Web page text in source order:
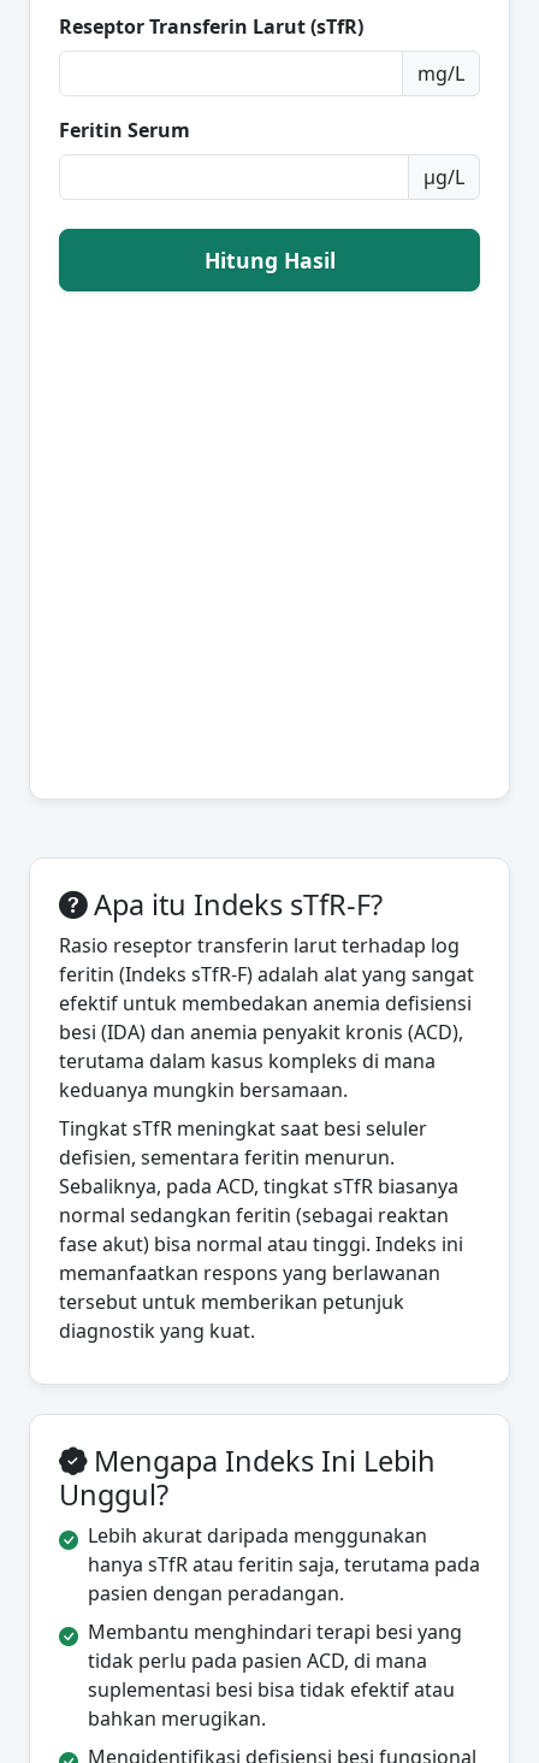
Reseptor Transferin Larut (sTfR)
mg/L
Feritin Serum
µg/L
Hitung Hasil
Apa itu Indeks sTfR‑F?
Rasio reseptor transferin larut terhadap log
feritin (Indeks sTfR‑F) adalah alat yang sangat
efektif untuk membedakan anemia defisiensi
besi (IDA) dan anemia penyakit kronis (ACD),
terutama dalam kasus kompleks di mana
keduanya mungkin bersamaan.
Tingkat sTfR meningkat saat besi seluler
defisien, sementara feritin menurun.
Sebaliknya, pada ACD, tingkat sTfR biasanya
normal sedangkan feritin (sebagai reaktan
fase akut) bisa normal atau tinggi. Indeks ini
memanfaatkan respons yang berlawanan
tersebut untuk memberikan petunjuk
diagnostik yang kuat.
Mengapa Indeks Ini Lebih
Unggul?
Lebih akurat daripada menggunakan
hanya sTfR atau feritin saja, terutama pada
pasien dengan peradangan.
Membantu menghindari terapi besi yang
tidak perlu pada pasien ACD, di mana
suplementasi besi bisa tidak efektif atau
bahkan merugikan.
Mengidentifikasi defisiensi besi fungsional